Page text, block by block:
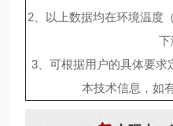
2、以上数据均在环境温度
下
3、可根据用户的具体要求
本技术信息，如